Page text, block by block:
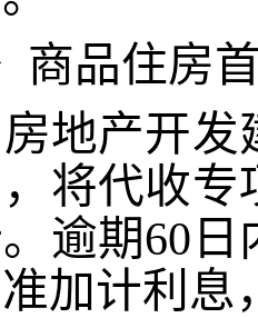
商品住房
房地产开
将代收
逾期60
加计利息